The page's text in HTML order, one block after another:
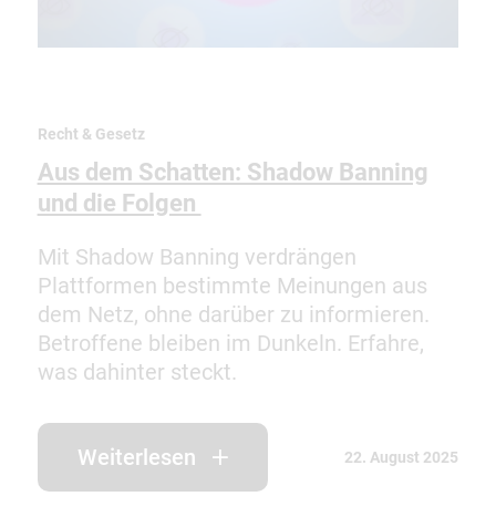
Recht & Gesetz
Aus dem Schatten: Shadow Banning
und die Folgen
Mit Shadow Banning verdrängen
Plattformen bestimmte Meinungen aus
dem Netz, ohne darüber zu informieren.
Betroffene bleiben im Dunkeln. Erfahre,
was dahinter steckt.
Weiterlesen 22. August 2025